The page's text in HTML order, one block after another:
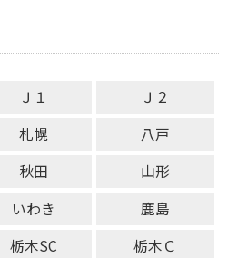
Ｊ１
Ｊ２
札幌
八戸
秋田
山形
いわき
鹿島
栃木SC
栃木Ｃ